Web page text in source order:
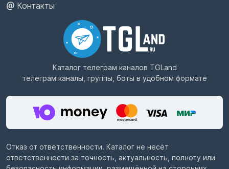
Контакты
Каталог телеграм каналов TGLand
телеграм каналы, группы, боты в удобном формате
Отказ от ответственности. Каталог не несёт
ответственности за точность, актуальность, полноту или